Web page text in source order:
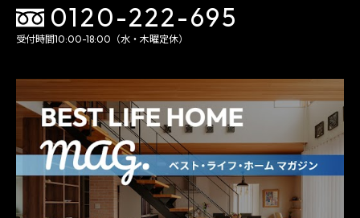
0120-222-695
受付時間10:00-18:00（水・木曜定休）